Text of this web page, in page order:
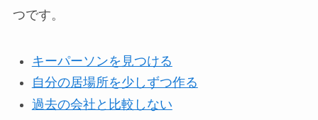
つです。
キーパーソンを見つける
自分の居場所を少しずつ作る
過去の会社と比較しない